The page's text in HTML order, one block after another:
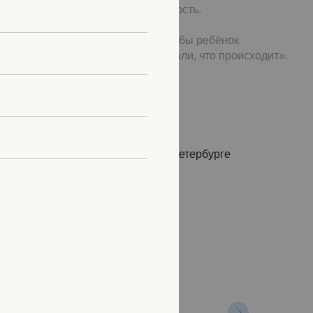
вы сами чувствуете растерянность.
направление помогает в том, чтобы ребёнок
устойчивее, а родители понимали, что происходит».
офлайн в кабинете в Санкт-Петербурге